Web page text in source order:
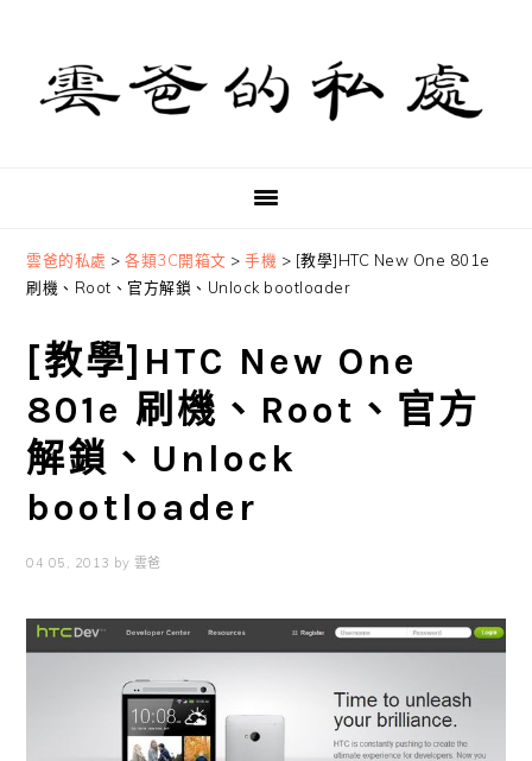
primary
navigation
content
primary
sidebar
雲爸的私處 >各類3C開箱文 >手機 > [教學]HTC New One 801e
刷機、Root、官方解鎖、Unlock bootloader
[教學]HTC New One
801e 刷機、Root、官方
解鎖、Unlock
bootloader
04 05, 2013 by 雲爸